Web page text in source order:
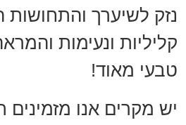
נזק לשיערך והתחושות
קליליות ונעימות
טבעי מאוד!
יש מקרים אנו